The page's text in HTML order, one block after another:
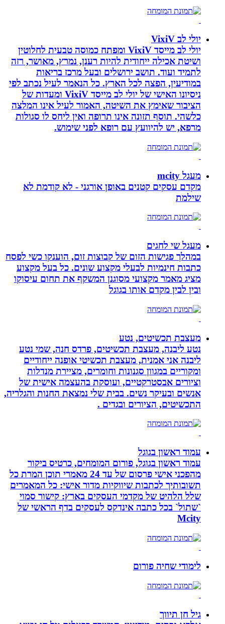
יולי לב VixiV
יולי לב מייסד VixiV ומפתח כמוסה טבעית לחלוטין
ושיטת אכילה ייחודית להיות רענן, נמרץ, מאושר, רזה
לתמיד ועוד. תושב ירושלים ובעל מרכז בריאות
במודיעין, הפצה לכל הארץ. כל הנאמר לעיל נכתב לפי
ניסיונו האישי של יולי לב מייסד VixiV ומעדות של
הציבור שאימץ את השיטה, האמור לעיל אינו המלצה
כלשהי. תוסף תזונה אינו תרופה ואין ליחס לו סגולות
מרפא, יש להיוועץ עם רופא לפני שימוש.
מעגל mcity
מקדם עסקים קטנים באופן אורגני - לא קודמת לא
שילמת
מעגל שי לחגים
במהלך פגישות הזום של קבוצות זום, הוענקו כשי לפסח
כתבות חינמיות לבעלי מקצוע שונים. כל בעל מקצוע
מציג מאמר מקצועי מסוגנן המשקף את תחום עיסוקו
ובין לבין מקדם אותו בגוגל
מעצבת תכשיטים, נטע
נטע ליבנה, מעצבת תכשיטים, פרדס חנה, שמי נטע
ליבנה אני אמנית, מעצבת תכשיטי אופנה ייחודיים
ומקוריים במגוון סגנונות וחומרים, מציירת מנדלות
וציורים אבסטרקטיים, ועוסקת בהעצמה אישית של
אנשים ובעיקר נשים. בבית שלי נמצאת החנות והגלריה,
התכשיטים, הציורים ובגדים .
עמוד ראשון בגוגל
עמוד ראשון בגוגל, פורום המומחים, כרטיס ביקור
מהפכני אישי פרסום של עד 24 מאמרי תוכן המרת כל
תשובותיך לכתבות שיווקיות מדור אישי: כל המאמרים
שלל הלהיט של מקדמי העסקים בארץ: קישור סמוי
`שתול` בכל כתבה אינדקס לעסקים בדף הראשי של
Mcity
לימודי שחיה פורום
גיל חן תיווך